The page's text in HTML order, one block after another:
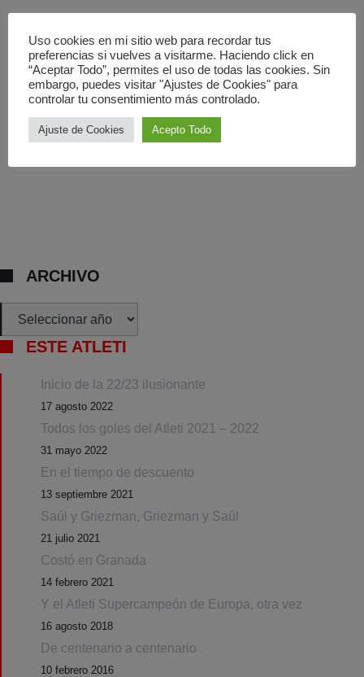
ARCHIVO
Archivos
ESTE ATLETI
Inicio de la 22/23 ilusionante
17 agosto 2022
Todos los goles del Atleti 2021 – 2022
31 mayo 2022
En el tiempo de descuento
13 septiembre 2021
Saúl y Griezman, Griezman y Saúl
21 julio 2021
Costó en Granada
14 febrero 2021
Y el Atleti Supercampeón de Europa, otra vez
16 agosto 2018
De centenario a centenario
10 febrero 2016
Uso cookies en mi sitio web para recordar tus
preferencias si vuelves a visitarme. Haciendo click en
“Aceptar Todo”, permites el uso de todas las cookies. Sin
embargo, puedes visitar "Ajustes de Cookies" para
controlar tu consentimiento más controlado.
Ajuste de Cookies Acepto Todo